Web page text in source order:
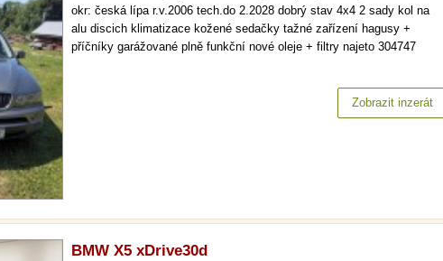
okr: česká lípa r.v.2006 tech.do 2.2028 dobrý stav 4x4 2 sady kol na
alu discich klimatizace kožené sedačky tažné zařízení hagusy +
příčníky garážované plně funkční nové oleje + filtry najeto 304747
Zobrazit inzerát
BMW X5 xDrive30d